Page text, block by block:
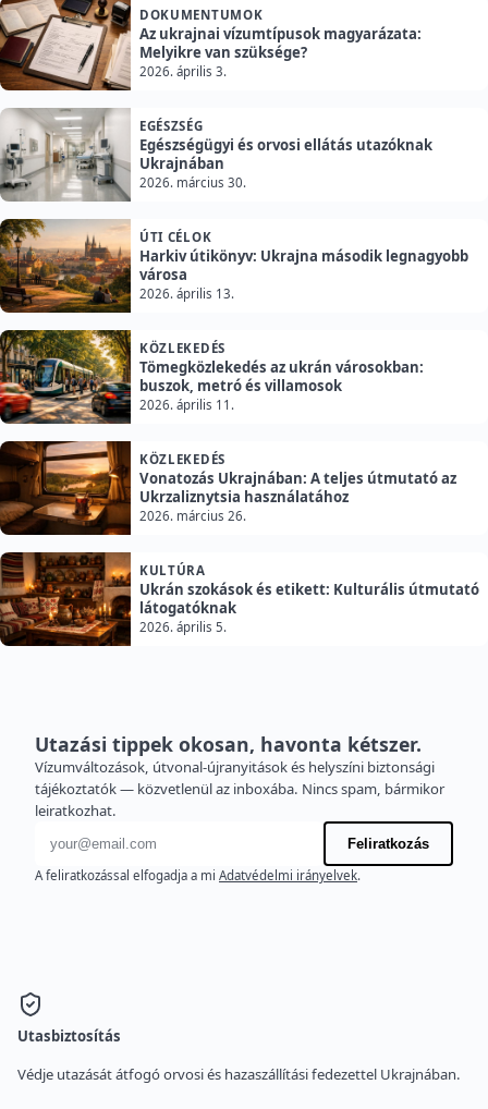
DOKUMENTUMOK
Az ukrajnai vízumtípusok magyarázata:
Melyikre van szüksége?
2026. április 3.
EGÉSZSÉG
Egészségügyi és orvosi ellátás utazóknak
Ukrajnában
2026. március 30.
ÚTI CÉLOK
Harkiv útikönyv: Ukrajna második legnagyobb
városa
2026. április 13.
KÖZLEKEDÉS
Tömegközlekedés az ukrán városokban:
buszok, metró és villamosok
2026. április 11.
KÖZLEKEDÉS
Vonatozás Ukrajnában: A teljes útmutató az
Ukrzaliznytsia használatához
2026. március 26.
KULTÚRA
Ukrán szokások és etikett: Kulturális útmutató
látogatóknak
2026. április 5.
Utazási tippek okosan, havonta kétszer.
Vízumváltozások, útvonal-újranyitások és helyszíni biztonsági
tájékoztatók — közvetlenül az inboxába. Nincs spam, bármikor
leiratkozhat.
E-mail cím
Feliratkozás
A feliratkozással elfogadja a mi Adatvédelmi irányelvek.
Utasbiztosítás
Védje utazását átfogó orvosi és hazaszállítási fedezettel Ukrajnában.